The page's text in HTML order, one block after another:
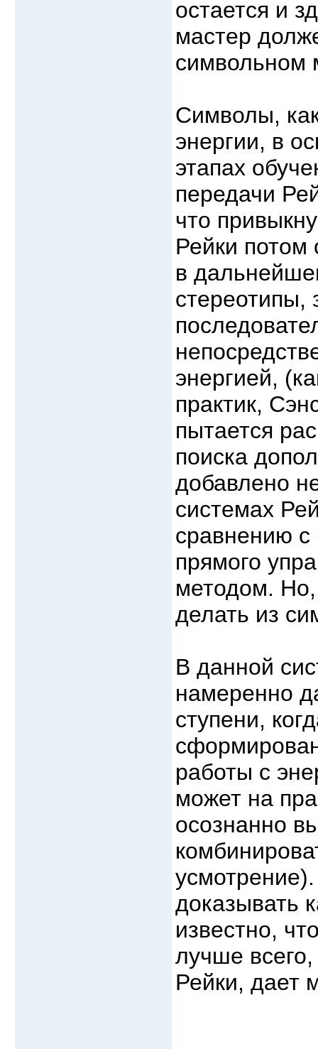
остается и
мастер
символьном
Символы,
энергии, в
этапах
передачи
что
Рейки потом
в
стереотипы,
энергией,
практик,
пытается
поиска
добавлено
системах
сравнению с
прямого
методом.
делать из
В данной
намеренно
ступени,
работы с
может на
осознанно
доказывать
известно,
лучше
Рейки, дает